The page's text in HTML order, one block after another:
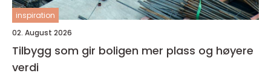
inspiration
02. August 2026
Tilbygg som gir boligen mer plass og høyere
verdi